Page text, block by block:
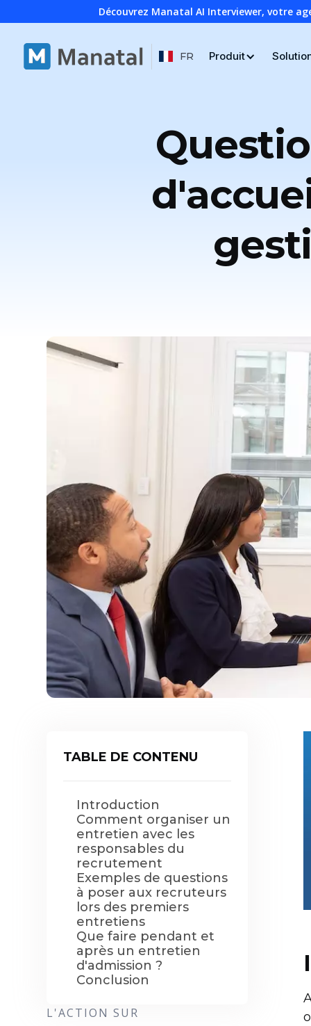
Découvrez Manatal AI Interviewer, votre
FR Produit
TABLE DE CONTENU
Introduction
Comment organiser un
entretien avec les
responsables du
recrutement
Exemples de questions
à poser aux recruteurs
lors des premiers
entretiens
Que faire pendant et
après un entretien
d'admission ?
Conclusion
L'ACTION SUR